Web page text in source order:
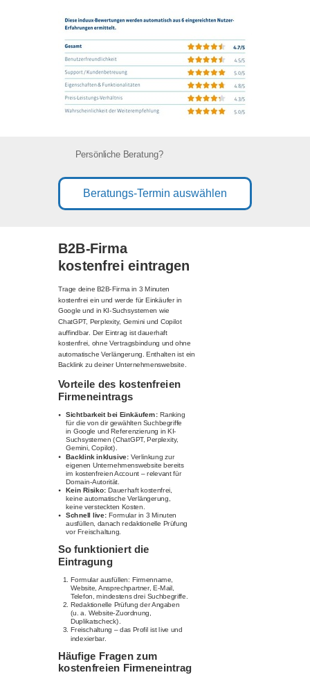
Beratungs-Termin auswählen
Persönliche Beratung?
B2B-Firma
kostenfrei eintragen
Trage deine B2B-Firma in 3 Minuten
kostenfrei ein und werde für Einkäufer in
Google und in KI-Suchsystemen wie
ChatGPT, Perplexity, Gemini und Copilot
auffindbar. Der Eintrag ist dauerhaft
kostenfrei, ohne Vertragsbindung und ohne
automatische Verlängerung. Enthalten ist ein
Backlink zu deiner Unternehmenswebsite.
Vorteile des kostenfreien
Firmeneintrags
Sichtbarkeit bei Einkäufern: Ranking
für die von dir gewählten Suchbegriffe
in Google und Referenzierung in KI-
Suchsystemen (ChatGPT, Perplexity,
Gemini, Copilot).
Backlink inklusive: Verlinkung zur
eigenen Unternehmenswebsite bereits
im kostenfreien Account – relevant für
Domain-Autorität.
Kein Risiko: Dauerhaft kostenfrei,
keine automatische Verlängerung,
keine versteckten Kosten.
Schnell live: Formular in 3 Minuten
ausfüllen, danach redaktionelle Prüfung
vor Freischaltung.
So funktioniert die
Eintragung
Formular ausfüllen: Firmenname,
Website, Ansprechpartner, E-Mail,
Telefon, mindestens drei Suchbegriffe.
Redaktionelle Prüfung der Angaben
(u. a. Website-Zuordnung,
Duplikatscheck).
Freischaltung – das Profil ist live und
indexierbar.
Häufige Fragen zum
kostenfreien Firmeneintrag